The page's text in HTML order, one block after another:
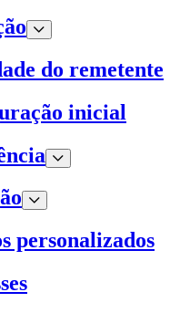
do remetente
inicial
personalizados